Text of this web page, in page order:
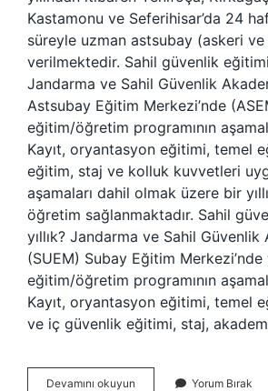
Kastamonu ve Seferihisar’da 24
süreyle uzman astsubay (askeri
verilmektedir. Sahil güvenlik
Jandarma ve Sahil Güvenlik
Astsubay Eğitim Merkezi’nde
eğitim/öğretim programının
Kayıt, oryantasyon eğitimi, temel
eğitim, staj ve kolluk kuvvetleri
aşamaları dahil olmak üzere bir
öğretim sağlanmaktadır. Sahil
yıllık? Jandarma ve Sahil Güvenlik
(SUEM) Subay Eğitim
eğitim/öğretim programının
Kayıt, oryantasyon eğitimi, temel
ve iç güvenlik eğitimi, staj,
Devamını okuyun Yorum Bırak